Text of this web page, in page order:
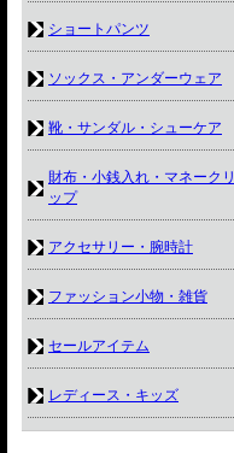
ショートパンツ
ソックス・アンダーウェア
靴・サンダル・シューケア
財布・小銭入れ・マネークリ
ップ
アクセサリー・腕時計
ファッション小物・雑貨
セールアイテム
レディース・キッズ